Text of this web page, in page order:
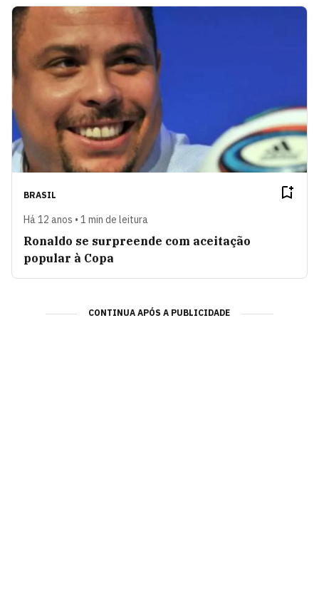
BRASIL
Há 12 anos • 1 min de leitura
Ronaldo se surpreende com aceitação
popular à Copa
CONTINUA APÓS A PUBLICIDADE